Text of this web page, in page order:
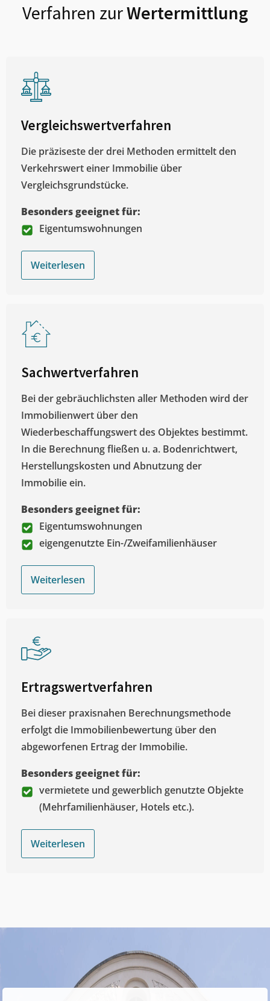
Verfahren zurWertermittlung
Vergleichswertverfahren
Die präziseste der drei Methoden ermittelt den
Verkehrswert einer Immobilie über
Vergleichsgrundstücke.
Besonders geeignet für:
Eigentumswohnungen
Weiterlesen
Sachwertverfahren
Bei der gebräuchlichsten aller Methoden wird der
Immobilienwert über den
Wiederbeschaffungswert des Objektes bestimmt.
In die Berechnung fließen u. a. Bodenrichtwert,
Herstellungskosten und Abnutzung der
Immobilie ein.
Besonders geeignet für:
Eigentumswohnungen
eigengenutzte Ein-/Zweifamilienhäuser
Weiterlesen
Ertragswertverfahren
Bei dieser praxisnahen Berechnungsmethode
erfolgt die Immobilienbewertung über den
abgeworfenen Ertrag der Immobilie.
Besonders geeignet für:
vermietete und gewerblich genutzte Objekte
(Mehrfamilienhäuser, Hotels etc.).
Weiterlesen